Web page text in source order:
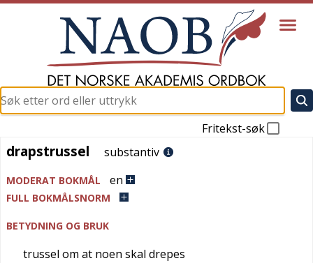
Fritekst-søk
drapstrussel
drapstrussel substantiv
MODERAT BOKMÅL en
FULL BOKMÅLSNORM
BETYDNING OG BRUK
trussel om at noen skal drepes